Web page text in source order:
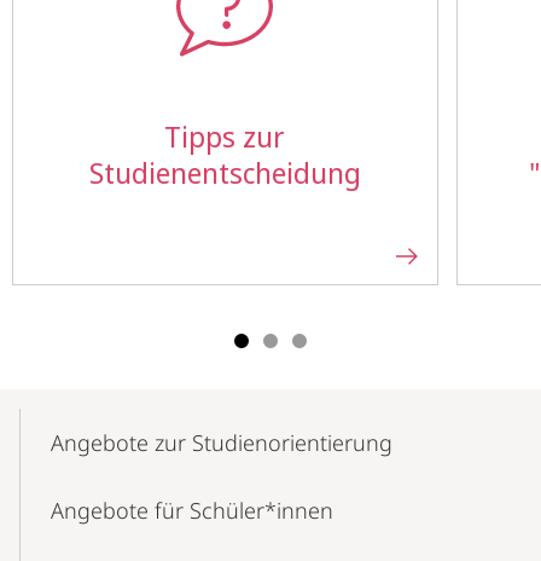
Tipps zur
Studienentscheidung
NavigationAngebote zur Studienorientierung
Angebote für Schüler*innen